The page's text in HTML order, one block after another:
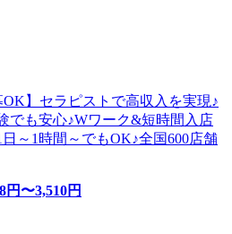
OK】セラピストで高収入を実現♪
でも安心♪Wワーク&短時間入店
～1時間～でもOK♪全国600店舗
円〜3,510円